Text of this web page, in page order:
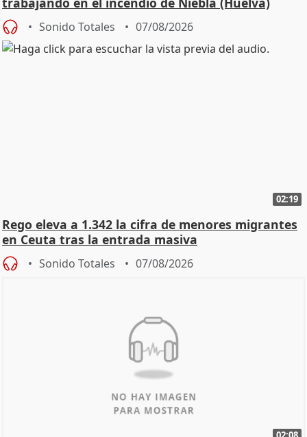
Sonido Totales 07/08/2026
02:19
Rego eleva a 1.342 la cifra de menores migrantes
en Ceuta tras la entrada masiva
Sonido Totales 07/08/2026